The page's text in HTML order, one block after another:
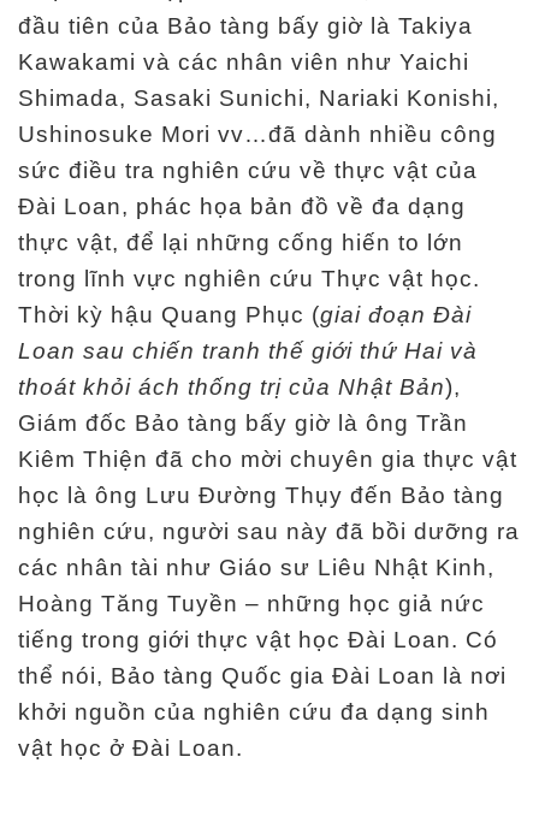
đầu tiên của Bảo tàng bấy giờ là Takiya
Kawakami và các nhân viên như Yaichi
Shimada, Sasaki Sunichi, Nariaki Konishi,
Ushinosuke Mori vv…đã dành nhiều công
sức điều tra nghiên cứu về thực vật của
Đài Loan, phác họa bản đồ về đa dạng
thực vật, để lại những cống hiến to lớn
trong lĩnh vực nghiên cứu Thực vật học.
Thời kỳ hậu Quang Phục (giai đoạn Đài
Loan sau chiến tranh thế giới thứ Hai và
thoát khỏi ách thống trị của Nhật Bản),
Giám đốc Bảo tàng bấy giờ là ông Trần
Kiêm Thiện đã cho mời chuyên gia thực vật
học là ông Lưu Đường Thụy đến Bảo tàng
nghiên cứu, người sau này đã bồi dưỡng ra
các nhân tài như Giáo sư Liêu Nhật Kinh,
Hoàng Tăng Tuyền – những học giả nức
tiếng trong giới thực vật học Đài Loan. Có
thể nói, Bảo tàng Quốc gia Đài Loan là nơi
khởi nguồn của nghiên cứu đa dạng sinh
vật học ở Đài Loan.